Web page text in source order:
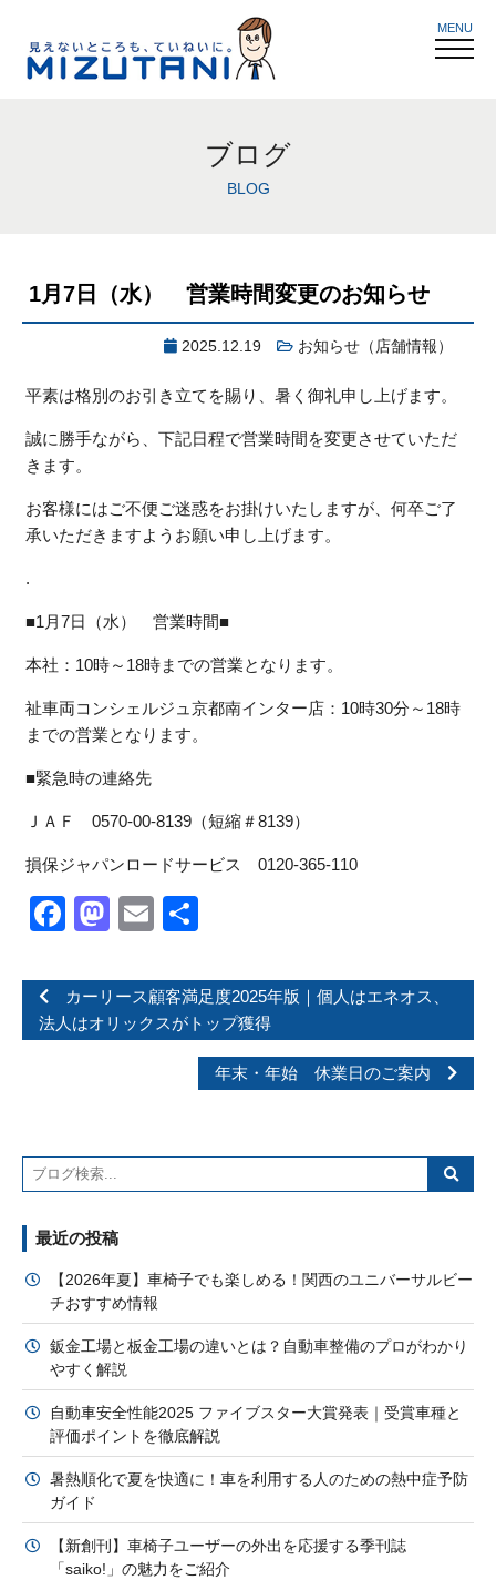
MENU
ブログ
BLOG
1月7日（水） 営業時間変更のお知らせ
2025.12.19 お知らせ（店舗情報）
平素は格別のお引き立てを賜り、暑く御礼申し上げます。
誠に勝手ながら、下記日程で営業時間を変更させていただ
きます。
お客様にはご不便ご迷惑をお掛けいたしますが、何卒ご了
承いただきますようお願い申し上げます。
.
■1月7日（水） 営業時間■
本社：10時～18時までの営業となります。
祉車両コンシェルジュ京都南インター店：10時30分～18時
までの営業となります。
■緊急時の連絡先
ＪＡＦ 0570-00-8139（短縮＃8139）
損保ジャパンロードサービス 0120-365-110
Facebook
Mastodon
Email
カーリース顧客満足度2025年版｜個人はエネオス、
法人はオリックスがトップ獲得
年末・年始 休業日のご案内
最近の投稿
【2026年夏】車椅子でも楽しめる！関西のユニバーサルビー
チおすすめ情報
鈑金工場と板金工場の違いとは？自動車整備のプロがわかり
やすく解説
自動車安全性能2025 ファイブスター大賞発表｜受賞車種と
評価ポイントを徹底解説
暑熱順化で夏を快適に！車を利用する人のための熱中症予防
ガイド
【新創刊】車椅子ユーザーの外出を応援する季刊誌
「saiko!」の魅力をご紹介